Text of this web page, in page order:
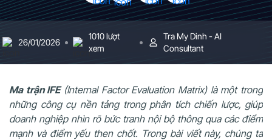
26/01/2026
1010 lượt
xem
Tra My Dinh - AI
Consultant
Ma trận IFE(Internal Factor Evaluation Matrix) là một trong
những công cụ nền tảng trong phân tích chiến lược, giúp
doanh nghiệp nhìn rõ bức tranh nội bộ thông qua các điểm
mạnh và điểm yếu then chốt. Trong bài viết này, chúng ta